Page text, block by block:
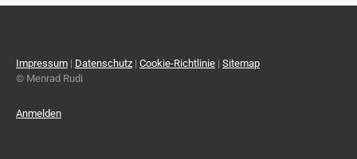
Impressum | Datenschutz | Cookie-Richtlinie | Sitemap
© Menrad Rudi
Anmelden